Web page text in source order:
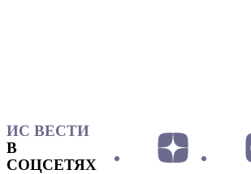
ИС ВЕСТИ
В
СОЦСЕТЯХ